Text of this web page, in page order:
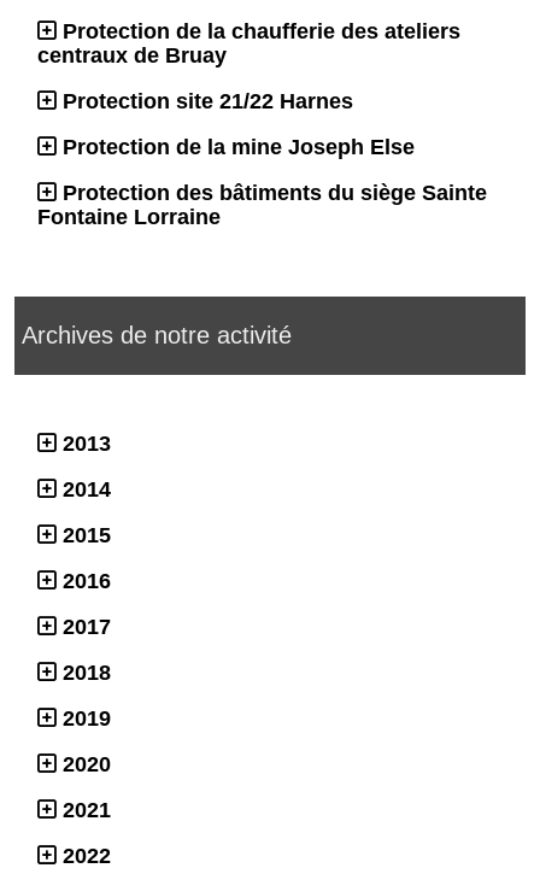
Protection de la chaufferie des ateliers
centraux de Bruay
Protection site 21/22 Harnes
Protection de la mine Joseph Else
Protection des bâtiments du siège Sainte
Fontaine Lorraine
Archives de notre activité
2013
2014
2015
2016
2017
2018
2019
2020
2021
2022